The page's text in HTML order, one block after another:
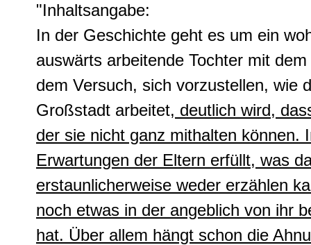
"Inhaltsangabe:
In der Geschichte geht es um ein
auswärts arbeitende Tochter mit
dem Versuch, sich vorzustellen, wie
Großstadt arbeitet, deutlich wird,
der sie nicht ganz mithalten können.
Erwartungen der Eltern erfüllt, was
erstaunlicherweise weder erzählen
noch etwas in der angeblich von ihr
hat. Über allem hängt schon die